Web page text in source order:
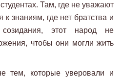
Там, где не уважают
к знаниям, где нет братства и
этот народ не
чтобы они могли жить
тем, которые уверовали и